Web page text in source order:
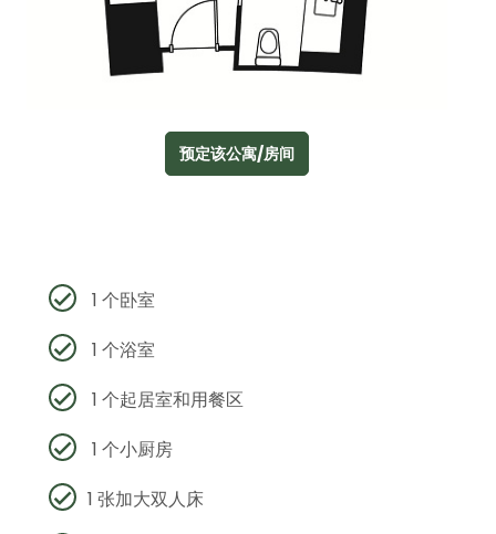
预定该公寓/房间
1 个卧室
1 个浴室
1 个起居室和用餐区
1 个小厨房
1 张加大双人床